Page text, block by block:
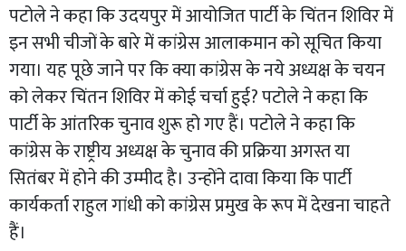
पटोले ने कहा कि उदयपुर में आयोजित पार्टी के चिंतन शिविर में
इन सभी चीजों के बारे में कांग्रेस आलाकमान को सूचित किया
गया। यह पूछे जाने पर कि क्या कांग्रेस के नये अध्यक्ष के चयन
को लेकर चिंतन शिविर में कोई चर्चा हुई? पटोले ने कहा कि
पार्टी के आंतरिक चुनाव शुरू हो गए हैं। पटोले ने कहा कि
कांग्रेस के राष्ट्रीय अध्यक्ष के चुनाव की प्रक्रिया अगस्त या
सितंबर में होने की उम्मीद है। उन्होंने दावा किया कि पार्टी
कार्यकर्ता राहुल गांधी को कांग्रेस प्रमुख के रूप में देखना चाहते
हैं।